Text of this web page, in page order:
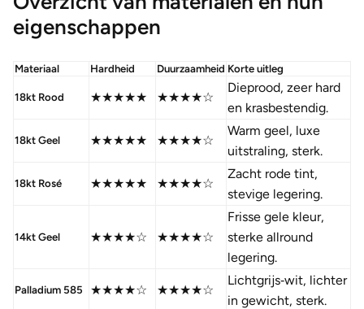
eigenschappen
Materiaal Hardheid Duurzaamheid Korte uitleg
18kt Rood ★★★★★ ★★★★☆
Dieprood, zeer hard
en krasbestendig.
18kt Geel ★★★★★ ★★★★☆
Warm geel, luxe
uitstraling, sterk.
18kt Rosé ★★★★★ ★★★★☆
Zacht rode tint,
stevige legering.
14kt Geel ★★★★☆ ★★★★☆
Frisse gele kleur,
sterke allround
legering.
Palladium 585 ★★★★☆ ★★★★☆
Lichtgrijs‑wit, lichter
in gewicht, sterk.